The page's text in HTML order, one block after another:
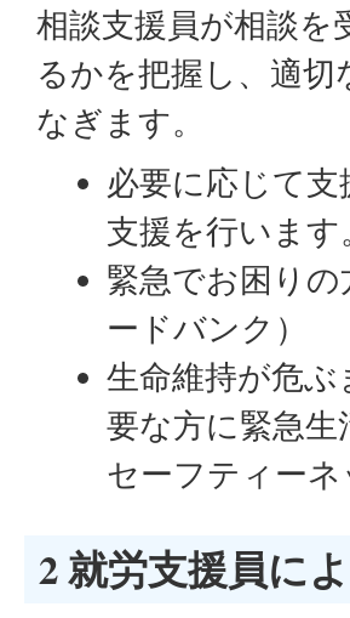
相談支援員が相談を
るかを把握し、適
なぎます。
必要に応じて
支援を行います
緊急でお困り
ードバンク）
生命維持が危
要な方に緊急
セーフティーネ
2 就労支援員に